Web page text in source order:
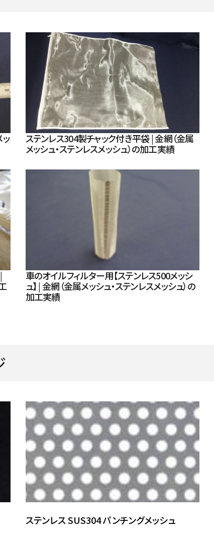
ステンレス304製チャック付き平袋 | 金網（金属
メッシュ・ステンレスメッシュ）の加工実績
車のオイルフィルター用【ステンレス500メッシ
ュ】 | 金網（金属メッシュ・ステンレスメッシュ）の
加工実績
ステンレス SUS304 パンチングメッシュ